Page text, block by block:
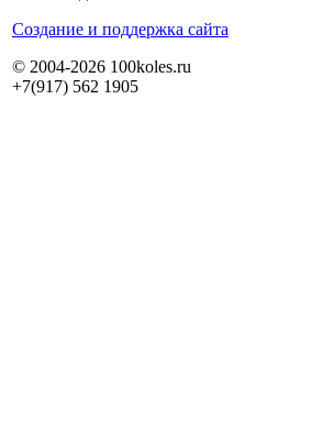
Cоздание и поддержка сайта
© 2004-2026 100koles.ru
+7(917) 562 1905